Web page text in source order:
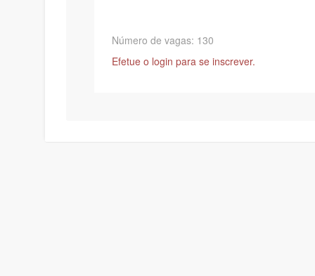
Número de vagas: 130
Efetue o login para se inscrever.